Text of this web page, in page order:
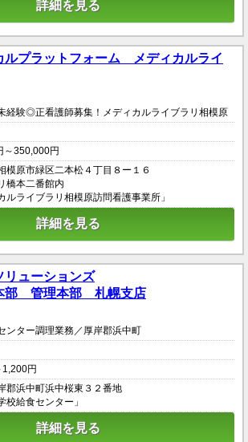
詳細を見る
ルプラットフォーム メディカルライ
経験◎正看護師募集！メディカルライブラリ相模原
～350,000円
模原市緑区二本松４丁目８ー１６
橋本二番館内
ルライブラリ相模原訪問看護事業所」
詳細を見る
ューションズ
部 管理本部 札幌支店
ンター調理業務／厚岸郡浜中町
円
郡浜中町浜中桜東３２番地
校給食センター」
詳細を見る